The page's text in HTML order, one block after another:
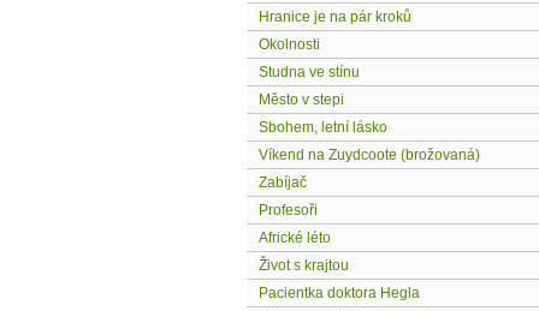
Hranice je na pár kroků
Okolnosti
Studna ve stínu
Město v stepi
Sbohem, letní lásko
Víkend na Zuydcoote (brožovaná)
Zabíjač
Profesoři
Africké léto
Život s krajtou
Pacientka doktora Hegla